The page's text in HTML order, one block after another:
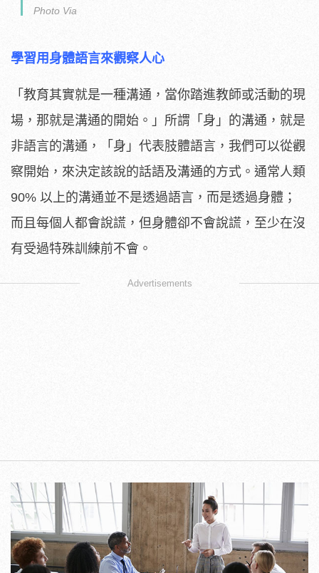
Photo Via
學習用身體語言來觀察人心
「教育其實就是一種溝通，當你踏進教師或活動的現
場，那就是溝通的開始。」所謂「身」的溝通，就是
非語言的溝通，「身」代表肢體語言，我們可以從觀
察開始，來決定該說的話語及溝通的方式。通常人類
90% 以上的溝通並不是透過語言，而是透過身體；
而且每個人都會說謊，但身體卻不會說謊，至少在沒
有受過特殊訓練前不會。
Advertisements